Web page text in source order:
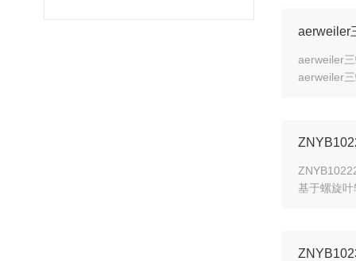
aerweiler
aerweiler
aerweiler
基于螺旋